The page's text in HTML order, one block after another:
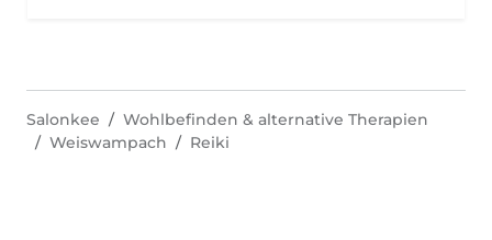
Salonkee
Wohlbefinden & alternative Therapien
Weiswampach
Reiki